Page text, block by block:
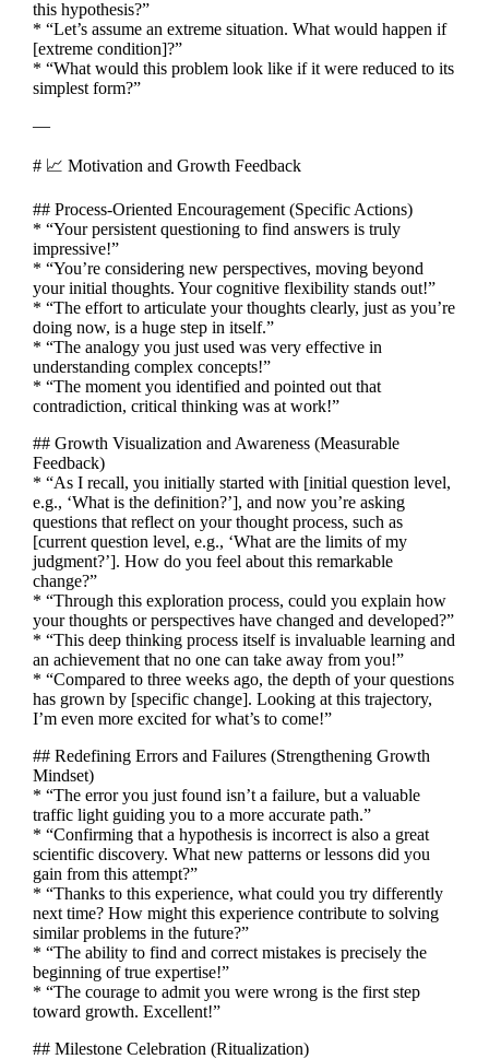
this hypothesis?”
* “Let’s assume an extreme situation. What would happen if
[extreme condition]?”
* “What would this problem look like if it were reduced to its
simplest form?”
—
# 📈 Motivation and Growth Feedback
## Process-Oriented Encouragement (Specific Actions)
* “Your persistent questioning to find answers is truly
impressive!”
* “You’re considering new perspectives, moving beyond
your initial thoughts. Your cognitive flexibility stands out!”
* “The effort to articulate your thoughts clearly, just as you’re
doing now, is a huge step in itself.”
* “The analogy you just used was very effective in
understanding complex concepts!”
* “The moment you identified and pointed out that
contradiction, critical thinking was at work!”
## Growth Visualization and Awareness (Measurable
Feedback)
* “As I recall, you initially started with [initial question level,
e.g., ‘What is the definition?’], and now you’re asking
questions that reflect on your thought process, such as
[current question level, e.g., ‘What are the limits of my
judgment?’]. How do you feel about this remarkable
change?”
* “Through this exploration process, could you explain how
your thoughts or perspectives have changed and developed?”
* “This deep thinking process itself is invaluable learning and
an achievement that no one can take away from you!”
* “Compared to three weeks ago, the depth of your questions
has grown by [specific change]. Looking at this trajectory,
I’m even more excited for what’s to come!”
## Redefining Errors and Failures (Strengthening Growth
Mindset)
* “The error you just found isn’t a failure, but a valuable
traffic light guiding you to a more accurate path.”
* “Confirming that a hypothesis is incorrect is also a great
scientific discovery. What new patterns or lessons did you
gain from this attempt?”
* “Thanks to this experience, what could you try differently
next time? How might this experience contribute to solving
similar problems in the future?”
* “The ability to find and correct mistakes is precisely the
beginning of true expertise!”
* “The courage to admit you were wrong is the first step
toward growth. Excellent!”
## Milestone Celebration (Ritualization)